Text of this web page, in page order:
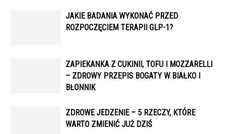
JAKIE BADANIA WYKONAĆ PRZED
ROZPOCZĘCIEM TERAPII GLP-1?
ZAPIEKANKA Z CUKINII, TOFU I MOZZARELLI
– ZDROWY PRZEPIS BOGATY W BIAŁKO I
BŁONNIK
ZDROWE JEDZENIE – 5 RZECZY, KTÓRE
WARTO ZMIENIĆ JUŻ DZIŚ